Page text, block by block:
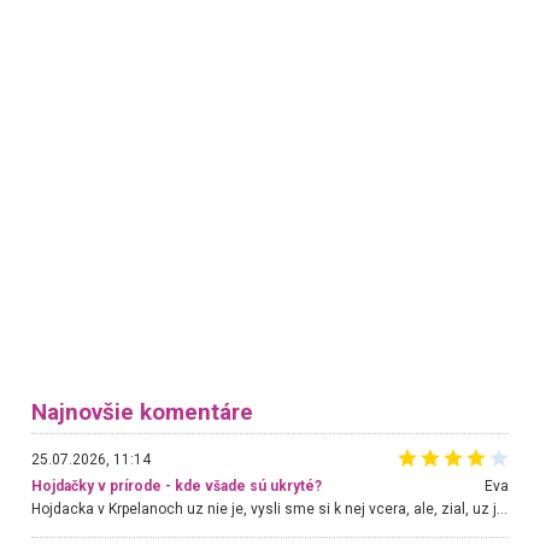
Najnovšie komentáre
25.07.2026, 11:14
Hojdačky v prírode - kde všade sú ukryté?
Eva
Hojdacka v Krpelanoch uz nie je, vysli sme si k nej vcera, ale, zial, uz je znicena. Ak sem planujete cestu len kvoli hojdacke, mozete si ju usetrit. Krasny vyhlad je tu vsak aj bez hojdacky :-)